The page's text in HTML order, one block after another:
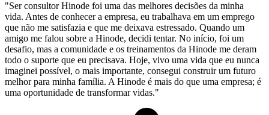
"Ser consultor Hinode foi uma das melhores decisões da minha
vida. Antes de conhecer a empresa, eu trabalhava em um emprego
que não me satisfazia e que me deixava estressado. Quando um
amigo me falou sobre a Hinode, decidi tentar. No início, foi um
desafio, mas a comunidade e os treinamentos da Hinode me deram
todo o suporte que eu precisava. Hoje, vivo uma vida que eu nunca
imaginei possível, o mais importante, consegui construir um futuro
melhor para minha família. A Hinode é mais do que uma empresa; é
uma oportunidade de transformar vidas."